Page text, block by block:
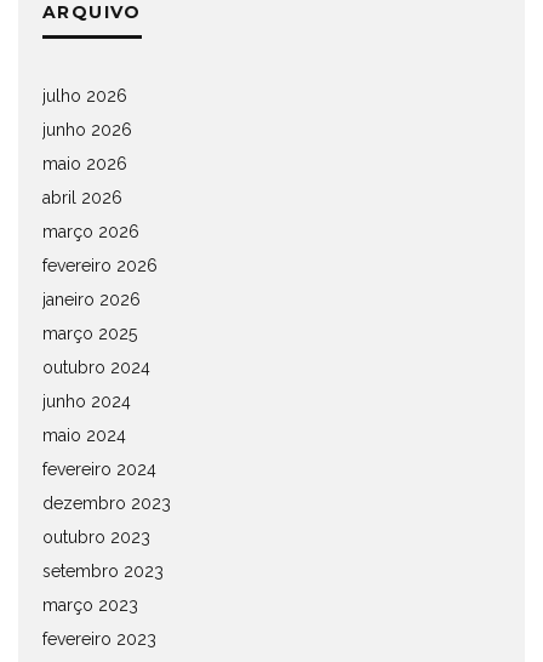
ARQUIVO
julho 2026
junho 2026
maio 2026
abril 2026
março 2026
fevereiro 2026
janeiro 2026
março 2025
outubro 2024
junho 2024
maio 2024
fevereiro 2024
dezembro 2023
outubro 2023
setembro 2023
março 2023
fevereiro 2023